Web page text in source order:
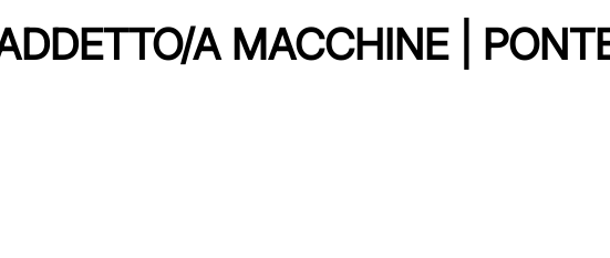
A MACCHINE |